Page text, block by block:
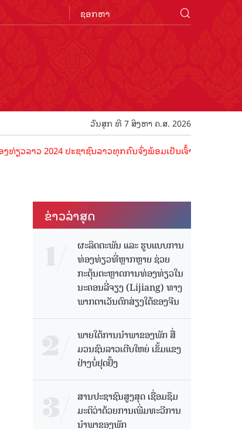
ວັນສຸກ ທີ 7 ສິງຫາ ຄ.ສ. 2026
2024 ປະຊາຊົນລາວທຸກຄົນຈົ່ງພ້ອມເປັນເຈົ້າພາບທີ່ດີ ຕ້ອນຮັບນັກ
ຂ່າວ​ລ່າ​ສຸດ
ຜະລິດຕະພັນ ແລະ ຮູບແບບການ
ທ່ອງທ່ຽວທີ່ຫຼາກຫຼາຍ ຊ່ວຍ
ກະຕຸ້ນຕະຫຼາດການທ່ອງທ່ຽວໃນ
ນະຄອນລີ່ຈຽງ (Lijiang) ທາງ
ພາກຕາເວັນຕົກສ່ຽງໃຕ້ຂອງຈີນ
ພາຍໃຕ້ການນໍາພາຂອງພັກ ສື່
ມວນຊົນລາວເຕີບໃຫຍ່ ເຂັ້ມແຂງ
ຢ່າງບໍ່ຢຸດຢັ້ງ
ສານປະຊາຊົນສູງສຸດ ເຊື່ອມຊຶມ
ມະຕິວ່າດ້ວຍການເພີ່ມທະວີການ
ນຳພາຂອງພັກ